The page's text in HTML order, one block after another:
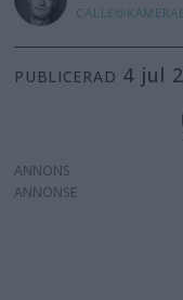
PUBLICERAD 4
ANNONS